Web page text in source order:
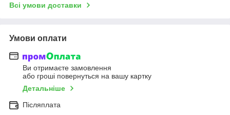
Всі умови доставки
Умови оплати
Ви отримаєте замовлення
або гроші повернуться на вашу картку
Детальніше
Післяплата